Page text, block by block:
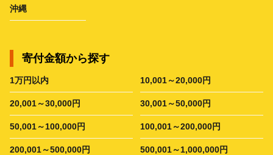
沖縄
寄付金額から探す
1万円以内 10,001～20,000円
20,001～30,000円 30,001～50,000円
50,001～100,000円 100,001～200,000円
200,001～500,000円 500,001～1,000,000円